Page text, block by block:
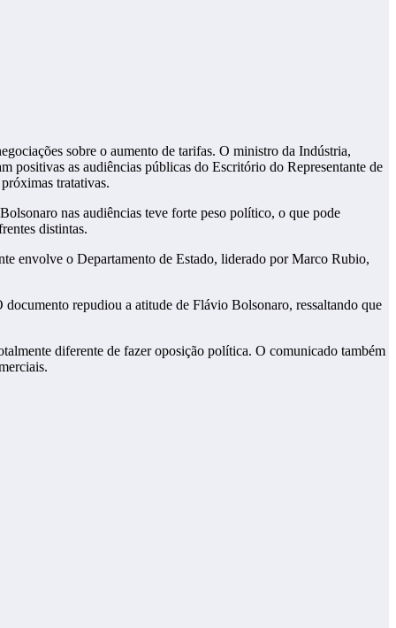
sobre o aumento de tarifas. O ministro da Indústria,
positivas as audiências públicas do Escritório do Representante de
tratativas.
nas audiências teve forte peso político, o que pode
distintas.
envolve o Departamento de Estado, liderado por Marco Rubio,
repudiou a atitude de Flávio Bolsonaro, ressaltando que
diferente de fazer oposição política. O comunicado também